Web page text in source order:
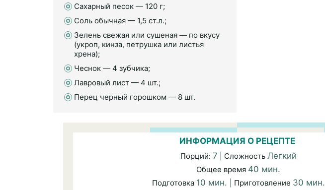
Сахарный песок — 120 г;
Соль обычная — 1,5 ст.л.;
Зелень свежая или сушеная — по вкусу
(укроп, кинза, петрушка или листья
хрена);
Чеснок — 4 зубчика;
Лавровый лист — 4 шт.;
Перец черный горошком — 8 шт.
ИНФОРМАЦИЯ О РЕЦЕПТЕ
Порций: 7 | Сложность Легкий
Общее время 40 мин.
Подготовка 10 мин. | Приготовление 30 мин.